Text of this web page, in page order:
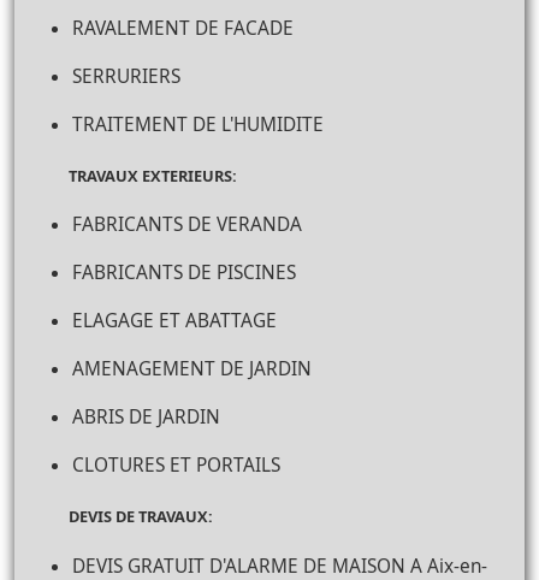
RAVALEMENT DE FACADE
SERRURIERS
TRAITEMENT DE L'HUMIDITE
TRAVAUX EXTERIEURS:
FABRICANTS DE VERANDA
FABRICANTS DE PISCINES
ELAGAGE ET ABATTAGE
AMENAGEMENT DE JARDIN
ABRIS DE JARDIN
CLOTURES ET PORTAILS
DEVIS DE TRAVAUX:
DEVIS GRATUIT D'ALARME DE MAISON A Aix-en-